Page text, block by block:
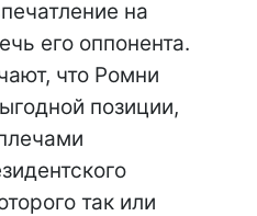
на
его оппонента.
что Ромни
позиции,
так или